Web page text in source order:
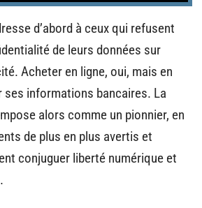
d’abord à ceux qui refusent
de leurs données sur
Acheter en ligne, oui, mais en
ses informations bancaires. La
alors comme un pionnier, en
de plus en plus avertis et
conjuguer liberté numérique et